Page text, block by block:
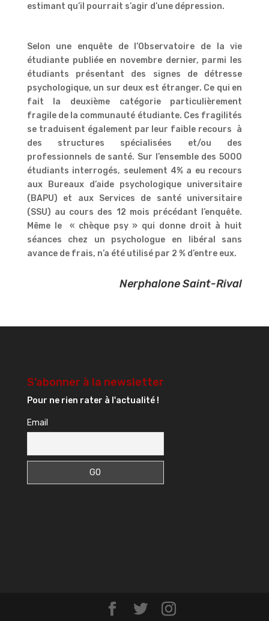
estimant qu’il pourrait s’agir d’une dépression.
Selon une enquête de l’Observatoire de la vie
étudiante publiée en novembre dernier, parmi les
étudiants présentant des signes de détresse
psychologique, un sur deux est étranger. Ce qui en
fait la deuxième catégorie particulièrement
fragile de la communauté étudiante. Ces fragilités
se traduisent également par leur faible recours à
des structures spécialisées et/ou des
professionnels de santé. Sur l’ensemble des 5000
étudiants interrogés, seulement 4% a eu recours
aux Bureaux d’aide psychologique universitaire
(BAPU) et aux Services de santé universitaire
(SSU) au cours des 12 mois précédant l’enquête.
Même le « chèque psy » qui donne droit à huit
séances chez un psychologue en libéral sans
avance de frais, n’a été utilisé par 2 % d’entre eux.
Nerphalone Saint-Rival
S’abonner à la newsletter
Pour ne rien rater à l'actualité !
Email